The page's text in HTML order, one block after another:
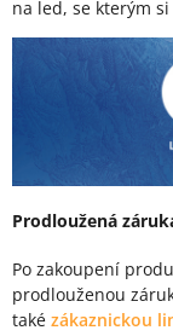
na led, se kterým
Prodloužená
Po zakoupení
prodlouženou
také zákaznickou